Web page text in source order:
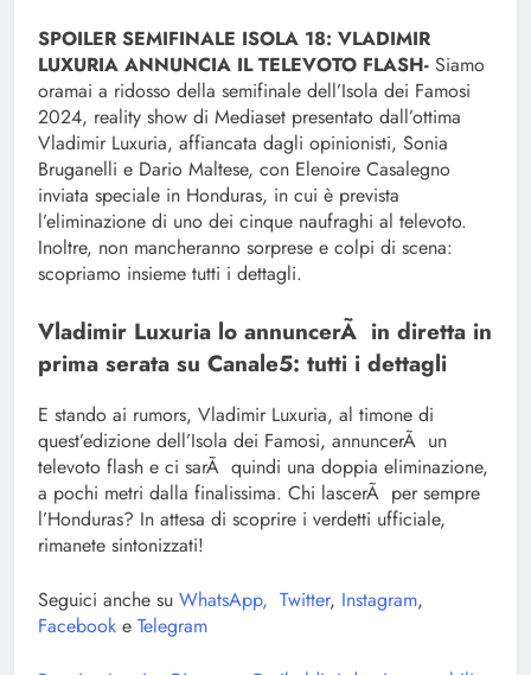
SPOILER SEMIFINALE ISOLA 18: VLADIMIR
LUXURIA ANNUNCIA IL TELEVOTO FLASH- Siamo
oramai a ridosso della semifinale dell’Isola dei Famosi
2024, reality show di Mediaset presentato dall’ottima
Vladimir Luxuria, affiancata dagli opinionisti, Sonia
Bruganelli e Dario Maltese, con Elenoire Casalegno
inviata speciale in Honduras, in cui è prevista
l’eliminazione di uno dei cinque naufraghi al televoto.
Inoltre, non mancheranno sorprese e colpi di scena:
scopriamo insieme tutti i dettagli.
Vladimir Luxuria lo annuncerÃ in diretta in
prima serata su Canale5: tutti i dettagli
E stando ai rumors, Vladimir Luxuria, al timone di
quest’edizione dell’Isola dei Famosi, annuncerÃ un
televoto flash e ci sarÃ quindi una doppia eliminazione,
a pochi metri dalla finalissima. Chi lascerÃ per sempre
l’Honduras? In attesa di scoprire i verdetti ufficiale,
rimanete sintonizzati!
Seguici anche su WhatsApp, Twitter, Instagram,
Facebook e Telegram